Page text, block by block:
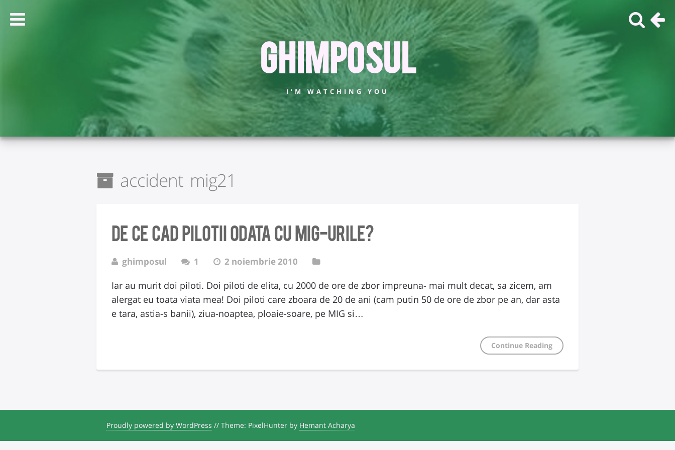
Ghimposul
I'M WATCHING YOU
accident mig21
De ce cad pilotii odata cu MIG-urile?
ghimposul 1 2 noiembrie 2010
Iar au murit doi piloti. Doi piloti de elita, cu 2000 de ore de zbor impreuna- mai mult decat, sa zicem, am
alergat eu toata viata mea! Doi piloti care zboara de 20 de ani (cam putin 50 de ore de zbor pe an, dar asta
e tara, astia-s banii), ziua-noaptea, ploaie-soare, pe MIG si…
Continue Reading
Proudly powered by WordPress // Theme: PixelHunter by Hemant Acharya